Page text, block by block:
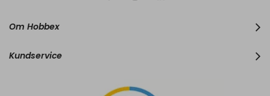
Om Hobbex
Kundservice